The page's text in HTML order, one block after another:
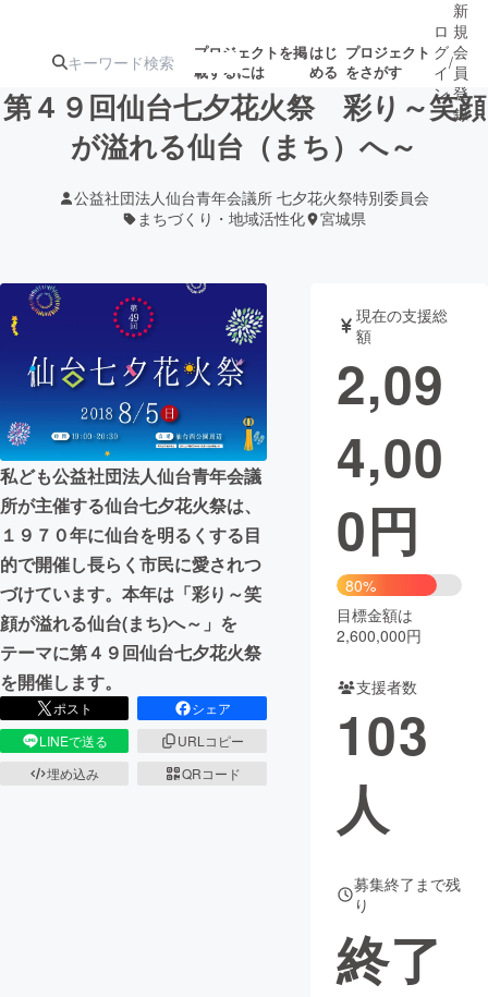
プロジェクトを掲
載するには
はじ
める
プロジェクト
をさがす
注目のリ
ターン
注目の新着プロ
ジェクト
募集終了が近いプ
ロジェクト
もうすぐ公開
されます
アート・写真
テクノロジー・ガジェット
映像・映画 書籍・雑誌
ビジネス・起業 チャレンジ
まちづくり・地域活性化
CAMPFIRE for Social Good
CAMPFIRE Creation
CAMPFIREふるさと納税
コミュニティ
ロ
グ
イ
ン
/
新
規
会
員
登
録
第４９回仙台七夕花火祭 彩り～笑顔
が溢れる仙台（まち）へ～
公益社団法人仙台青年会議所 七夕花火祭特別委員会
まちづくり・地域活性化
宮城県
私ども公益社団法人仙台青年会議
所が主催する仙台七夕花火祭は、
１９７０年に仙台を明るくする目
的で開催し長らく市民に愛されつ
づけています。本年は「彩り～笑
顔が溢れる仙台(まち)へ～」を
テーマに第４９回仙台七夕花火祭
を開催します。
ポスト
シェア
LINEで送る
URLコピー
埋め込み
QRコード
現在の支援総
額
2,09
4,00
0円
80%
目標金額は
2,600,000円
支援者数
103
人
募集終了まで残
り
終了